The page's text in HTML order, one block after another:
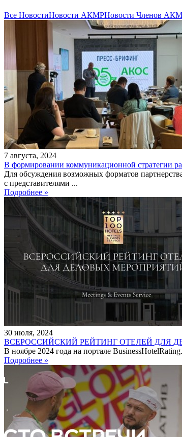
Все НовостиНовости АКМРНовости Членов
7 августа, 2024
В формировании коммуникационной стратегии
Для обсуждения возможных форматов
с представителями ...
Подробнее »
30 июля, 2024
ВСЕРОССИЙСКИЙ РЕЙТИНГ ОТЕЛЕЙ ДЛЯ
В ноябре 2024 года на портале
Подробнее »